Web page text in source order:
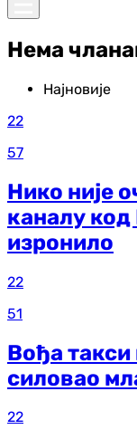
Нема
Најновије
22
57
Нико није
каналу код
изронило
22
51
Вођа такси
силовао
22